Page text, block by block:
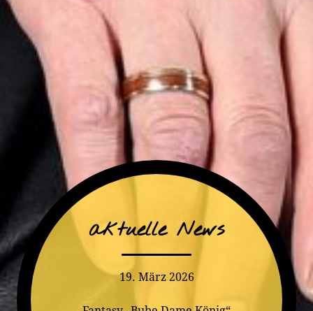
aktuelle News
19. März 2026